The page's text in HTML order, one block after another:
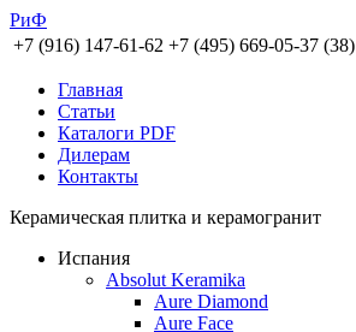
РиФ
+7 (916) 147-61-62 +7 (495) 669-05-37 (38)
Главная
Статьи
Каталоги PDF
Дилерам
Контакты
Керамическая плитка и керамогранит
Испания
Absolut Keramika
Aure Diamond
Aure Face